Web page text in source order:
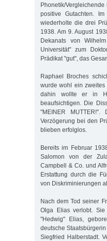
Phonetik/
positive Gutachten.
wiederholte die drei
1938. Am 9. August
Dekanats von
Universität" zum
Prädikat "gut", das
Raphael Broches
wurde wohl ein
dahin wollte er in
beaufsichtigen. Die
"MEINER
Verzögerung bei den
blieben erfolglos.
Bereits im Februar
Salomon von der
Campbell & Co. und
Erstattung durch die
von Diskriminierungen
Nach dem Tod seiner
Olga Elias verlobt.
"Hedwig" Elias,
deutsche
Siegfried Halberstadt.